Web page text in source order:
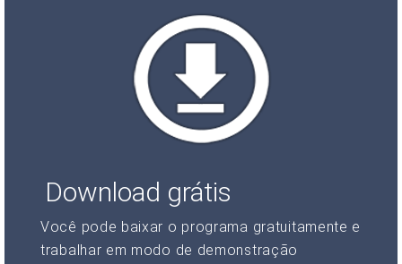
Download grátis
Você pode baixar o programa gratuitamente e
trabalhar em modo de demonstração